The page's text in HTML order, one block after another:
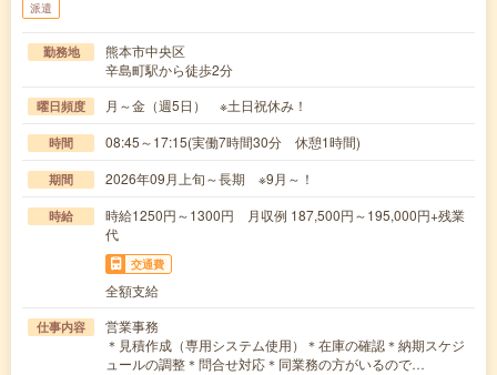
派遣
勤務地
熊本市中央区
辛島町駅から徒歩2分
曜日頻度 月～金（週5日） ※土日祝休み！
時間 08:45～17:15(実働7時間30分 休憩1時間)
期間 2026年09月上旬～長期 ※9月～！
時給
時給1250円～1300円 月収例 187,500円～195,000円+残業
代
交通費
全額支給
仕事内容
営業事務
＊見積作成（専用システム使用）＊在庫の確認＊納期スケジ
ュールの調整＊問合せ対応＊同業務の方がいるので…